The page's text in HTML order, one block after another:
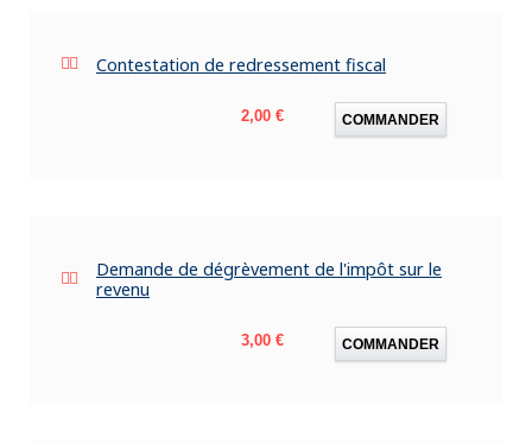
Contestation de redressement fiscal
Prix
2,00 € COMMANDER
Demande de dégrèvement de l'impôt sur le
revenu
Prix
3,00 € COMMANDER